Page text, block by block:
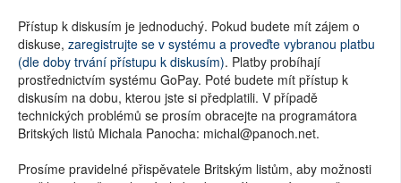
Přístup k diskusím je jednoduchý. Pokud budete mít zájem o
diskuse, zaregistrujte se v systému a proveďte vybranou platbu
(dle doby trvání přístupu k diskusím). Platby probíhají
prostřednictvím systému GoPay. Poté budete mít přístup k
diskusím na dobu, kterou jste si předplatili. V případě
technických problémů se prosím obracejte na programátora
Britských listů Michala Panocha: michal@panoch.net.
Prosíme pravidelné přispěvatele Britským listům, aby možnosti